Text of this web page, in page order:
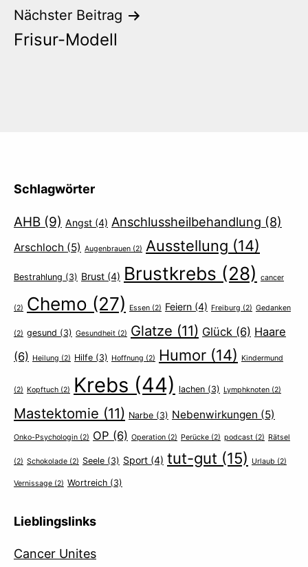
Nächster Beitrag
Frisur-Modell
Schlagwörter
AHB (9) Angst (4) Anschlussheilbehandlung (8)
Arschloch (5) Augenbrauen (2) Ausstellung (14)
Bestrahlung (3) Brust (4) Brustkrebs (28) cancer
(2) Chemo (27) Essen (2) Feiern (4) Freiburg (2) Gedanken
(2) gesund (3) Gesundheit (2) Glatze (11) Glück (6) Haare
(6) Heilung (2) Hilfe (3) Hoffnung (2) Humor (14) Kindermund
(2) Kopftuch (2) Krebs (44) lachen (3) Lymphknoten (2)
Mastektomie (11) Narbe (3) Nebenwirkungen (5)
Onko-Psychologin (2) OP (6) Operation (2) Perücke (2) podcast (2) Rätsel
(2) Schokolade (2) Seele (3) Sport (4) tut-gut (15) Urlaub (2)
Vernissage (2) Wortreich (3)
Lieblingslinks
Cancer Unites